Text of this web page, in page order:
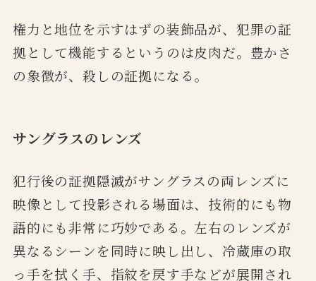
権力と地位を示すはずの装飾品が、犯罪の証
拠として機能するというのは皮肉だ。豊かさ
の象徴が、殺しの証拠になる。
サングラスのレンズ
犯行後の証拠隠滅がサングラスの両レンズに
映像として投影される場面は、技術的にも物
語的にも非常に巧妙である。左右のレンズが
異なるシーンを同時に映し出し、冷蔵庫の取
っ手を拭く手、指紋を戻す手などが展開され